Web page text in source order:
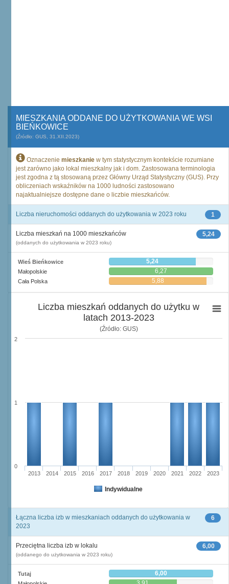
MIESZKANIA ODDANE DO UŻYTKOWANIA WE WSI
BIEŃKOWICE
(Źródło: GUS, 31.XII.2023)
Oznaczenie mieszkanie w tym statystycznym kontekście rozumiane
jest zarówno jako lokal mieszkalny jak i dom. Zastosowana terminologia
jest zgodna z tą stosowaną przez Główny Urząd Statystyczny (GUS). Przy
obliczeniach wskaźników na 1000 ludności zastosowano
najaktualniejsze dostępne dane o liczbie mieszkańców.
1
Liczba nieruchomości oddanych do użytkowania w 2023 roku
5,24
Liczba mieszkań na 1000 mieszkańców
(oddanych do użytkowania w 2023 roku)
Wieś Bieńkowice 5,24
Małopolskie 6,27
Cała Polska 5,88
Liczba mieszkań oddanych do użytku w
latach 2013-2023
(Źródło: GUS)
Indywidualne
2013 2014 2015 2016 2017 2018 2019 2020 2021 2022 2023
0
1
2
6
Łączna liczba izb w mieszkaniach oddanych do użytkowania w
2023
6,00
Przeciętna liczba izb w lokalu
(oddanego do użytkowania w 2023 roku)
Tutaj 6,00